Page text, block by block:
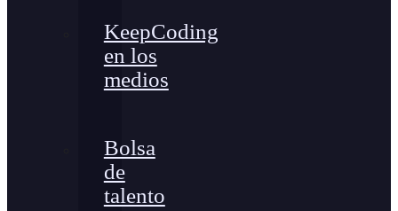
KeepCoding
en los
medios
Bolsa
de
talento